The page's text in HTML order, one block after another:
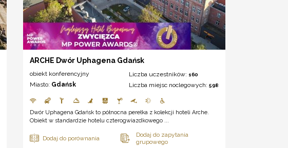
ARCHE Dwór Uphagena Gdańsk
obiekt konferencyjny
Miasto: Gdańsk
Liczba uczestników: 160
Liczba miejsc noclegowych: 598
Dwór Uphagena Gdańsk to północna perełka z kolekcji hoteli Arche.
Obiekt w standardzie hotelu czterogwiazdkowego ...